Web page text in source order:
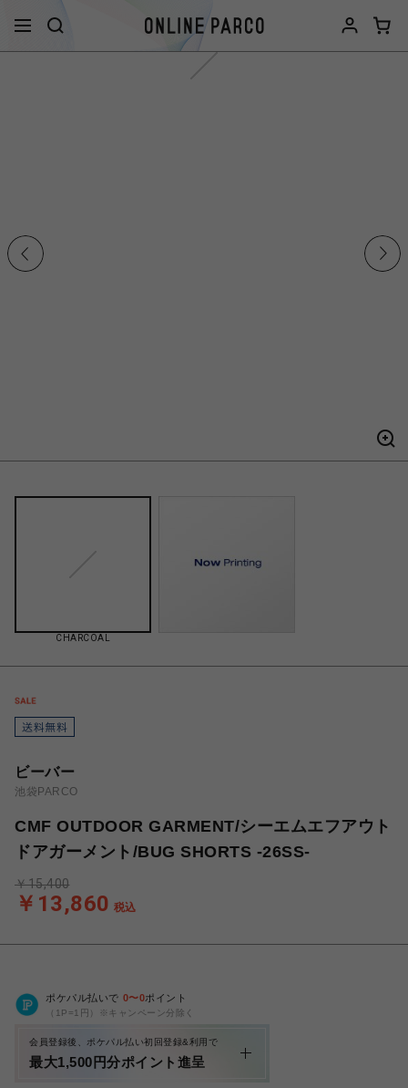
CHARCOAL
ビーバー
池袋PARCO
CMF OUTDOOR GARMENT/シーエムエフアウト
ドアガーメント/BUG SHORTS -26SS-
￥13,860 税込
￥15,400
ポケパル払いで 0〜0ポイント
（1P=1円）※キャンペーン分除く
会員登録後、ポケパル払い初回登録&利用で
最大1,500円分ポイント進呈